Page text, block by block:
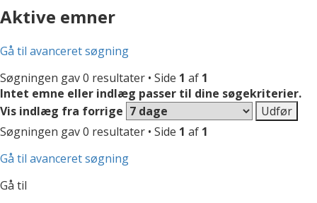
Aktive emner
Gå til avanceret søgning
Søgningen gav 0 resultater • Side 1 af 1
Intet emne eller indlæg passer til dine søgekriterier.
Vis indlæg fra forrige
Søgningen gav 0 resultater • Side 1 af 1
Gå til avanceret søgning
Gå til